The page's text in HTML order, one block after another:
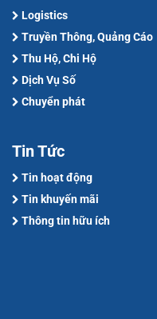
Logistics
Truyền Thông, Quảng Cáo
Thu Hộ, Chi Hộ
Dịch Vụ Số
Chuyển phát
Tin Tức
Tin hoạt động
Tin khuyến mãi
Thông tin hữu ích